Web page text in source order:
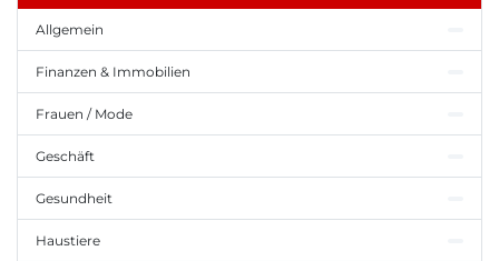
Allgemein
Finanzen & Immobilien
Frauen / Mode
Geschäft
Gesundheit
Haustiere